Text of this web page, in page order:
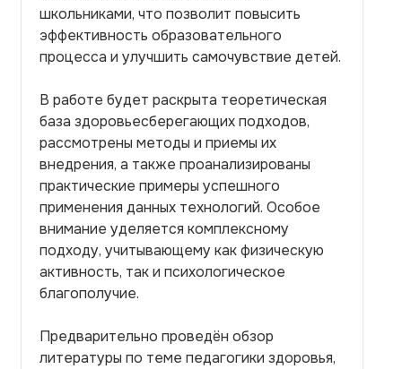
школьниками, что позволит повысить
эффективность образовательного
процесса и улучшить самочувствие детей.
В работе будет раскрыта теоретическая
база здоровьесберегающих подходов,
рассмотрены методы и приемы их
внедрения, а также проанализированы
практические примеры успешного
применения данных технологий. Особое
внимание уделяется комплексному
подходу, учитывающему как физическую
активность, так и психологическое
благополучие.
Предварительно проведён обзор
литературы по теме педагогики здоровья,